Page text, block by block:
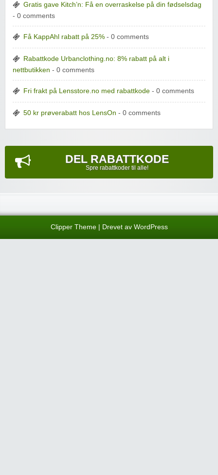
Gratis gave Kitch’n: Få en overraskelse på din fødselsdag
- 0 comments
Få KappAhl rabatt på 25% - 0 comments
Rabattkode Urbanclothing.no: 8% rabatt på alt i
nettbutikken - 0 comments
Fri frakt på Lensstore.no med rabattkode - 0 comments
50 kr prøverabatt hos LensOn - 0 comments
DEL RABATTKODE
Spre rabattkoder til alle!
Clipper Theme| Drevet av WordPress